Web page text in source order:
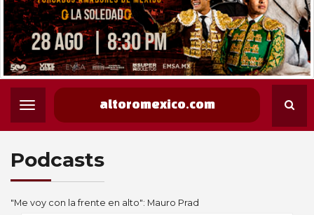
altoromexico.com
Podcasts
"Me voy con la frente en alto": Mauro Prad